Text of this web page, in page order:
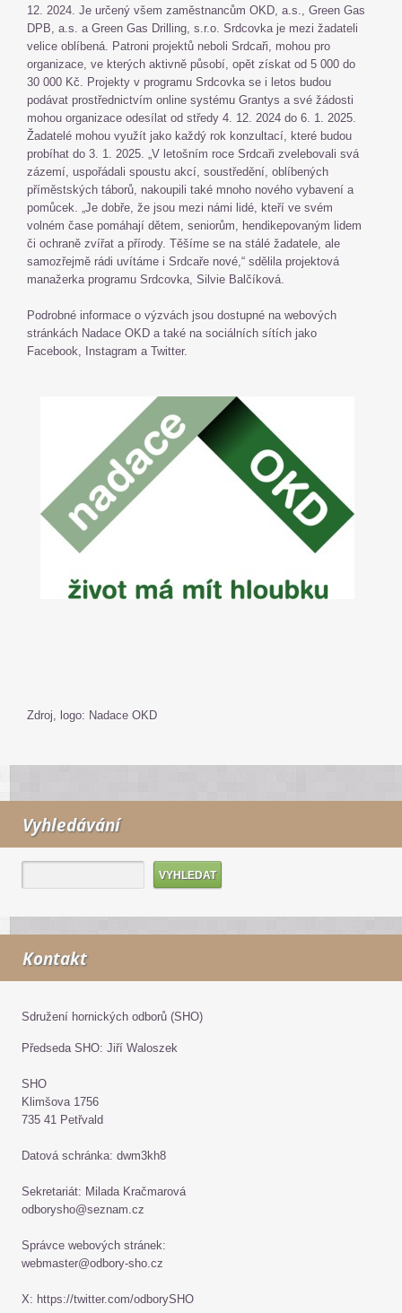
12. 2024. Je určený všem zaměstnancům OKD, a.s., Green Gas
DPB, a.s. a Green Gas Drilling, s.r.o. Srdcovka je mezi žadateli
velice oblíbená. Patroni projektů neboli Srdcaři, mohou pro
organizace, ve kterých aktivně působí, opět získat od 5 000 do
30 000 Kč. Projekty v programu Srdcovka se i letos budou
podávat prostřednictvím online systému Grantys a své žádosti
mohou organizace odesílat od středy 4. 12. 2024 do 6. 1. 2025.
Žadatelé mohou využít jako každý rok konzultací, které budou
probíhat do 3. 1. 2025. „V letošním roce Srdcaři zvelebovali svá
zázemí, uspořádali spoustu akcí, soustředění, oblíbených
příměstských táborů, nakoupili také mnoho nového vybavení a
pomůcek. „Je dobře, že jsou mezi námi lidé, kteří ve svém
volném čase pomáhají dětem, seniorům, hendikepovaným lidem
či ochraně zvířat a přírody. Těšíme se na stálé žadatele, ale
samozřejmě rádi uvítáme i Srdcaře nové,“ sdělila projektová
manažerka programu Srdcovka, Silvie Balčíková.
Podrobné informace o výzvách jsou dostupné na webových
stránkách Nadace OKD a také na sociálních sítích jako
Facebook, Instagram a Twitter.
Zdroj, logo: Nadace OKD
Vyhledávání
Kontakt
Sdružení hornických odborů (SHO)
Předseda SHO: Jiří Waloszek
SHO
Klimšova 1756
735 41 Petřvald
Datová schránka: dwm3kh8
Sekretariát: Milada Kračmarová
odborysho@seznam.cz
Správce webových stránek:
webmaster@odbory-sho.cz
X: https://twitter.com/odborySHO